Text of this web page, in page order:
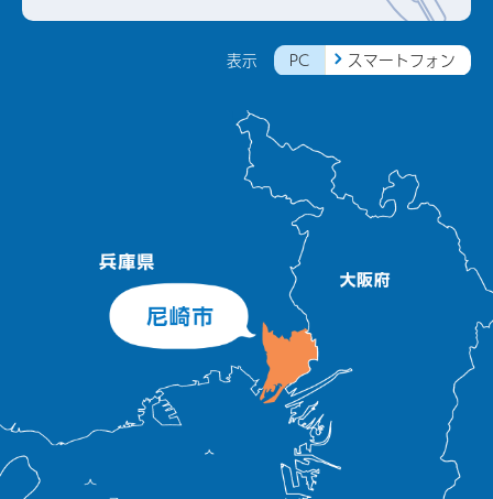
表示 PC スマートフォン